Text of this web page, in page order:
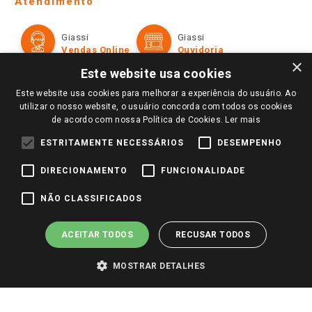
Televendas
Perguntas frequentes
Trabalhe Conosco
Identidade Visual
Formas de Pagamento
Políticas de entrega
Trocas e Devoluções
Giassi
Vendas Online
Giassi
Ouvidoria
Redes Sociais
Pagamento e Segurança
×
Este website usa cookies
Este website usa cookies para melhorar a experiência do usuário. Ao
utilizar o nosso website, o usuário concorda com todos os cookies
de acordo com nossa Política de Cookies. Ler mais
ESTRITAMENTE NECESSÁRIOS DESEMPENHO
DIRECIONAMENTO FUNCIONALIDADE
NÃO CLASSIFICADOS
ACEITAR TODOS RECUSAR TODOS
MOSTRAR DETALHES